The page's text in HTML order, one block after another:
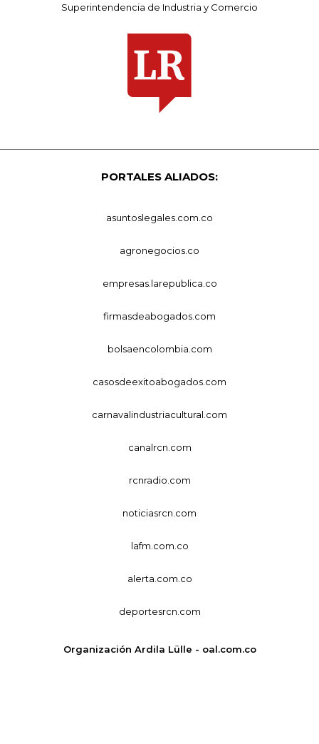
Superintendencia de Industria y Comercio
PORTALES ALIADOS:
asuntoslegales.com.co
agronegocios.co
empresas.larepublica.co
firmasdeabogados.com
bolsaencolombia.com
casosdeexitoabogados.com
carnavalindustriacultural.com
canalrcn.com
rcnradio.com
noticiasrcn.com
lafm.com.co
alerta.com.co
deportesrcn.com
Organización Ardila Lülle - oal.com.co